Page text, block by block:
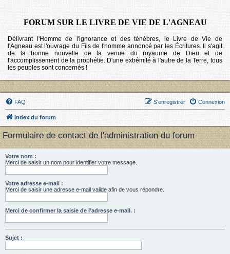
FORUM SUR LE LIVRE DE VIE DE L'AGNEAU
Délivrant l'Homme de l'ignorance et des ténèbres, le Livre de Vie de
l'Agneau est l'ouvrage du Fils de l'homme annoncé par les Écritures. Il s'agit
de la bonne nouvelle de la venue du royaume de Dieu et de
l'accomplissement de la prophétie. D'une extrémité à l'autre de la Terre, tous
les peuples sont concernés !
FAQ Connexion
S’enregistrer
Index du forum
Formulaire de contact de l'administration du forum
Votre nom :
Merci de saisir un nom pour identifier votre message.
Votre adresse e-mail :
Merci de saisir une adresse e-mail valide afin de vous répondre.
Merci de confirmer la saisie de l’adresse e-mail. :
Sujet :